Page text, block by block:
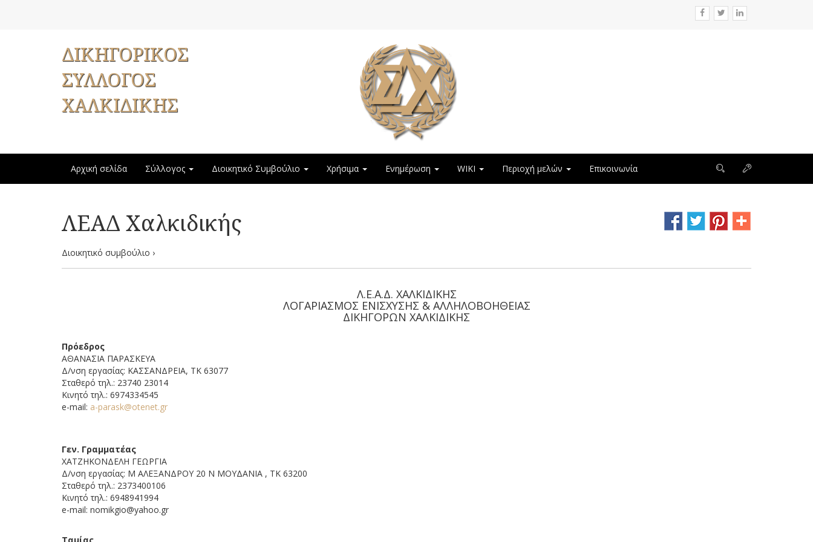
ΔΙΚΗΓΟΡΙΚΟΣ
ΣΥΛΛΟΓΟΣ
ΧΑΛΚΙΔΙΚΗΣ
Αρχική σελίδα Σύλλογος Διοικητικό Συμβούλιο Χρήσιμα Ενημέρωση WIKI Περιοχή μελών Επικοινωνία
ΛΕΑΔ Χαλκιδικής
Διοικητικό συμβούλιο ›
Λ.Ε.Α.Δ. ΧΑΛΚΙΔΙΚΗΣ
ΛΟΓΑΡΙΑΣΜΟΣ ΕΝΙΣΧΥΣΗΣ & ΑΛΛΗΛΟΒΟΗΘΕΙΑΣ
ΔΙΚΗΓΟΡΩΝ ΧΑΛΚΙΔΙΚΗΣ
Πρόεδρος
ΑΘΑΝΑΣΙΑ ΠΑΡΑΣΚΕΥΑ
Δ/νση εργασίας: ΚΑΣΣΑΝΔΡΕΙΑ, ΤΚ 63077
Σταθερό τηλ.: 23740 23014
Κινητό τηλ.: 6974334545
e-mail: a-parask@otenet.gr
Γεν. Γραμματέας
ΧΑΤΖΗΚΟΝΔΕΛΗ ΓΕΩΡΓΙΑ
Δ/νση εργασίας: Μ ΑΛΕΞΑΝΔΡΟΥ 20 Ν ΜΟΥΔΑΝΙΑ , ΤΚ 63200
Σταθερό τηλ.: 2373400106
Κινητό τηλ.: 6948941994
e-mail: nomikgio@yahoo.gr